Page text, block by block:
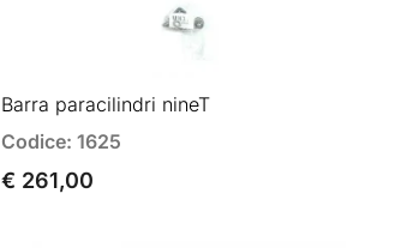
Barra paracilindri nineT
Codice: 1625
€ 261,00